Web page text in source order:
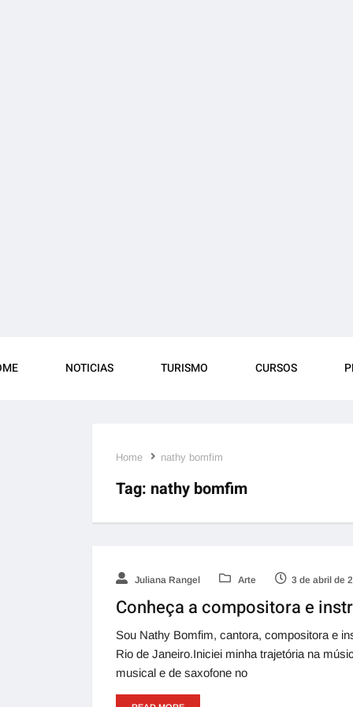
NOTICIAS TURISMO CURSOS
Home nathy bomfim
Tag: nathy bomfim
Juliana Rangel Arte 3 de abril de
Conheça a compositora e
Sou Nathy Bomfim, cantora, compositora e
Rio de Janeiro.Iniciei minha trajetória na
musical e de saxofone no